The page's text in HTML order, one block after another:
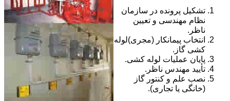
تشکیل پرونده در سازمان
نظام مهندسی و تعیین
ناظر.
انتخاب پیمانکار (مجری)لوله
کشی گاز.
پایان عملیات لوله کشی.
تأیید مهندس ناظر.
نصب علم و کنتور گاز
(خانگی یا تجاری).